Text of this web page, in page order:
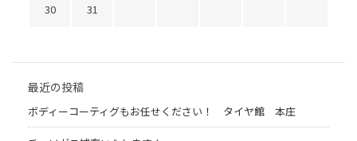
30
31
最近の投稿
ボディーコーティグもお任せください！ タイヤ館 本庄